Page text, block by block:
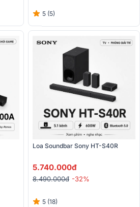
5 (5)
Loa Soundbar Sony HT-S40R
5.740.000đ
8.490.000đ -32%
5 (18)